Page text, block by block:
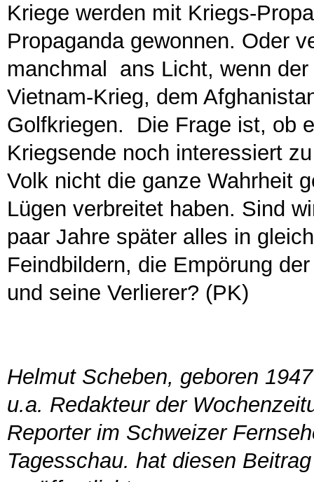
Kriege werden mit Kriegs-
Propaganda gewonnen. Oder
manchmal ans Licht, wenn
Vietnam-Krieg, dem
Golfkriegen. Die Frage ist, ob
Kriegsende noch interessiert
Volk nicht die ganze Wahrheit
Lügen verbreitet haben. Sind
paar Jahre später alles in
Feindbildern, die Empörung
und seine Verlierer? (PK)
Helmut Scheben, geboren
u.a. Redakteur der
Reporter im Schweizer
Tagesschau. hat diesen